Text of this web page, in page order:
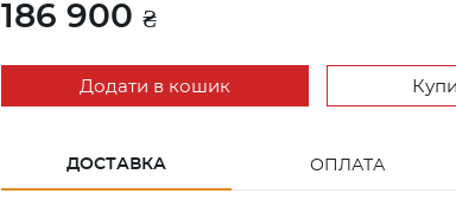
186 900 ₴
Додати в кошик
ДОСТАВКА ОПЛАТА